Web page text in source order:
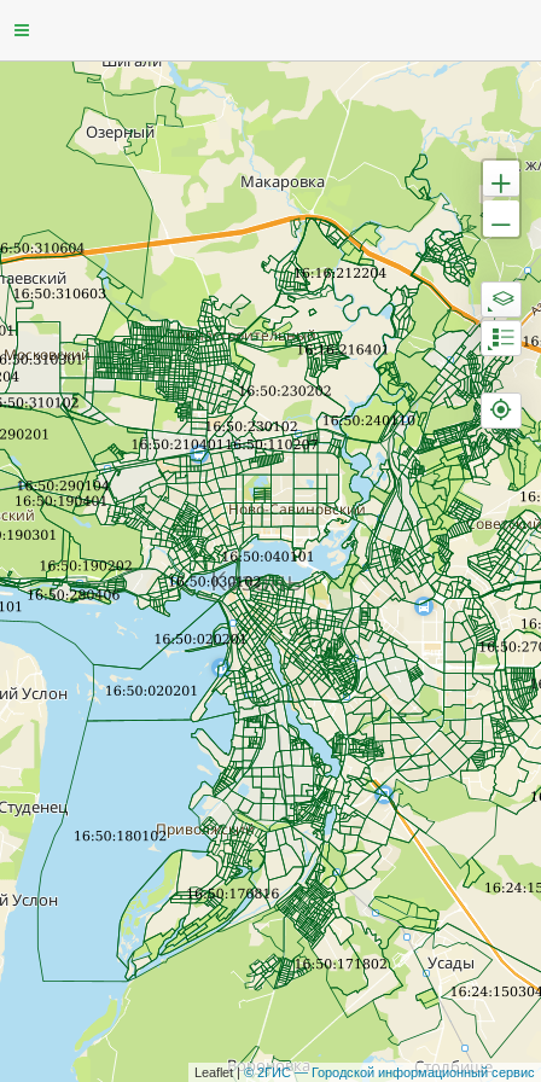
Leaflet |© 2ГИС — Городской информационный сервис